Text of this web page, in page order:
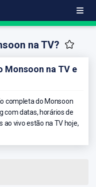
na TV?
Monsoon na TV e
completa do Monsoon
com datas, horários de
ao vivo estão na TV hoje,